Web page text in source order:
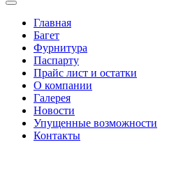
Главная
Багет
Фурнитура
Паспарту
Прайс лист и остатки
О компании
Галерея
Новости
Упущенные возможности
Контакты